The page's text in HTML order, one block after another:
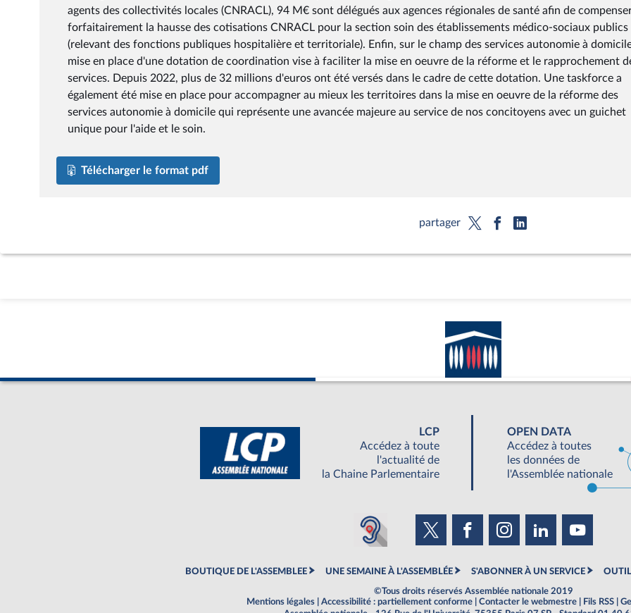
agents des collectivités locales (CNRACL), 94 M€ sont délégués aux agences régionales de santé afin de
forfaitairement la hausse des cotisations CNRACL pour la section soin des établissements médico-sociaux publics
(relevant des fonctions publiques hospitalière et territoriale). Enfin, sur le champ des services autonomie à
mise en place d'une dotation de coordination vise à faciliter la mise en oeuvre de la réforme et le rapprochement
services. Depuis 2022, plus de 32 millions d'euros ont été versés dans le cadre de cette dotation. Une taskforce a
également été mise en place pour accompagner au mieux les territoires dans la mise en oeuvre de la réforme des
services autonomie à domicile qui représente une avancée majeure au service de nos concitoyens avec un guichet
unique pour l'aide et le soin.
Télécharger le format pdf
partager
LCP
Accédez à toute
l'actualité de
la Chaine Parlementaire
OPEN DATA
Accédez à toutes
les données de
l'Assemblée nationale
BOUTIQUE DE L'ASSEMBLEE UNE SEMAINE À L'ASSEMBLÉE S'ABONNER À UN SERVICE
©Tous droits réservés Assemblée nationale 2019
Mentions légales
Accessibilité : partiellement conforme Contacter le webmestre Fils RSS